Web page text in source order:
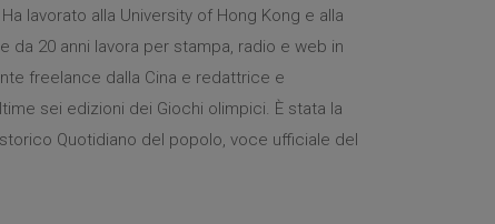
lavorato alla University of Hong Kong e alla
da 20 anni lavora per stampa, radio e web in
freelance dalla Cina e redattrice e
sei edizioni dei Giochi olimpici. È stata la
Quotidiano del popolo, voce ufficiale del